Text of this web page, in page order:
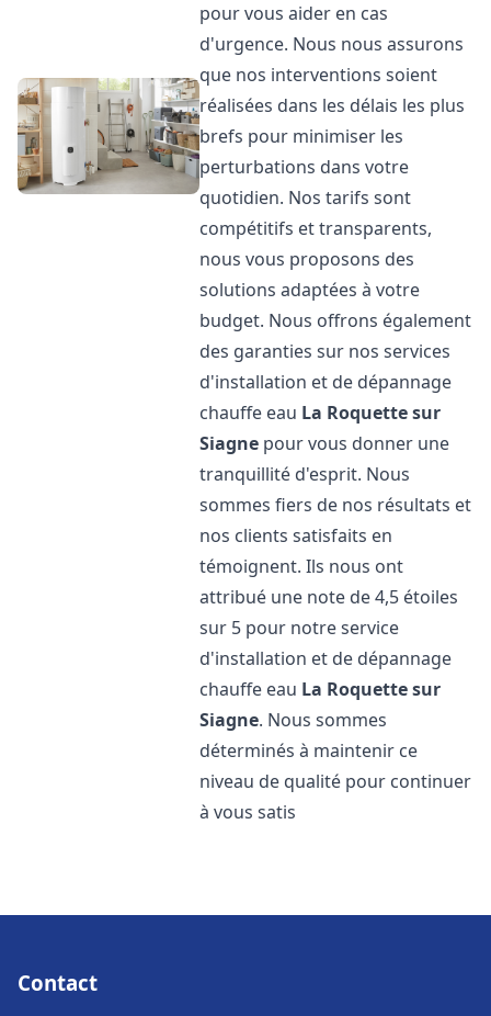
pour vous aider en cas
d'urgence. Nous nous assurons
que nos interventions soient
réalisées dans les délais les plus
brefs pour minimiser les
perturbations dans votre
quotidien. Nos tarifs sont
compétitifs et transparents,
nous vous proposons des
solutions adaptées à votre
budget. Nous offrons également
des garanties sur nos services
d'installation et de dépannage
chauffe eau La Roquette sur
Siagne pour vous donner une
tranquillité d'esprit. Nous
sommes fiers de nos résultats et
nos clients satisfaits en
témoignent. Ils nous ont
attribué une note de 4,5 étoiles
sur 5 pour notre service
d'installation et de dépannage
chauffe eau La Roquette sur
Siagne. Nous sommes
déterminés à maintenir ce
niveau de qualité pour continuer
à vous satis
Contact